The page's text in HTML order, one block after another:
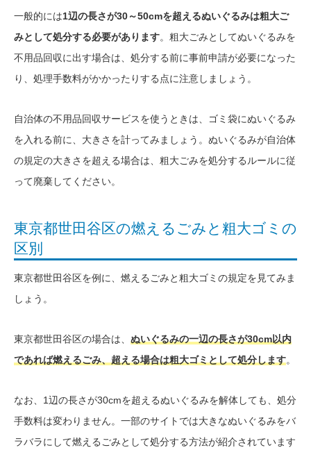
一般的には1辺の長さが30～50cmを超えるぬいぐるみは粗大ご
みとして処分する必要があります。粗大ごみとしてぬいぐるみを
不用品回収に出す場合は、処分する前に事前申請が必要になった
り、処理手数料がかかったりする点に注意しましょう。
自治体の不用品回収サービスを使うときは、ゴミ袋にぬいぐるみ
を入れる前に、大きさを計ってみましょう。ぬいぐるみが自治体
の規定の大きさを超える場合は、粗大ごみを処分するルールに従
って廃棄してください。
東京都世田谷区の燃えるごみと粗大ゴミの
区別
東京都世田谷区を例に、燃えるごみと粗大ゴミの規定を見てみま
しょう。
東京都世田谷区の場合は、 ぬいぐるみの一辺の長さが30cm以内
であれば燃えるごみ、超える場合は粗大ゴミとして処分します。
なお、1辺の長さが30cmを超えるぬいぐるみを解体しても、処分
手数料は変わりません。一部のサイトでは大きなぬいぐるみをバ
ラバラにして燃えるごみとして処分する方法が紹介されています